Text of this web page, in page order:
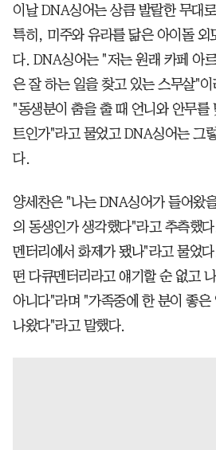
이날 DNA싱어는 상큼 발랄한 무대
특히, 미주와 유라를 닮은 아이돌 외
다. DNA싱어는 "저는 원래 카페 아
은 잘 하는 일을 찾고 있는 스무살"
"동생분이 춤을 출 때 언니와 안무를
트인가"라고 물었고 DNA싱어는 그
다.
양세찬은 "나는 DNA싱어가 들어왔
의 동생인가 생각했다"라고 추측했
멘터리에서 화제가 됐나"라고 물었
떤 다큐멘터리라고 얘기할 순 없고
아니다"라며 "가족중에 한 분이 좋은
나왔다"라고 말했다.